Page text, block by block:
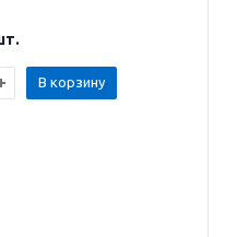
В корзину